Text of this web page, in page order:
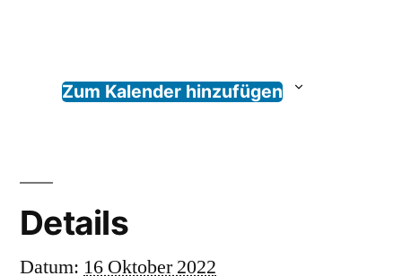
Zum Kalender hinzufügen
Details
Datum: 16 Oktober 2022